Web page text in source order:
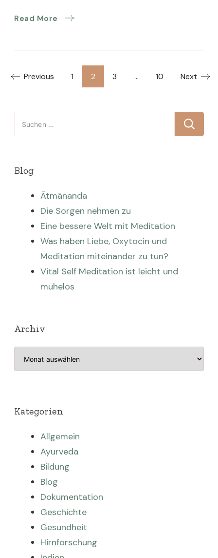
Read More
Seitennummerierung
Beiträge
Previous Page
1 Page
2 Page
3 … Page
10 Next
Suchen
nach:
Blog
Ātmānanda
Die Sorgen nehmen zu
Eine bessere Welt mit Meditation
Was haben Liebe, Oxytocin und
Meditation miteinander zu tun?
Vital Self Meditation ist leicht und
mühelos
Archiv
Archiv
Kategorien
Allgemein
Ayurveda
Bildung
Blog
Dokumentation
Geschichte
Gesundheit
Hirnforschung